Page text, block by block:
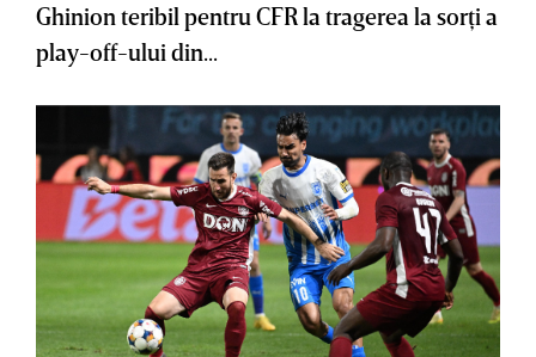
Ghinion teribil pentru CFR la tragerea la sorţi a
play-off-ului din...